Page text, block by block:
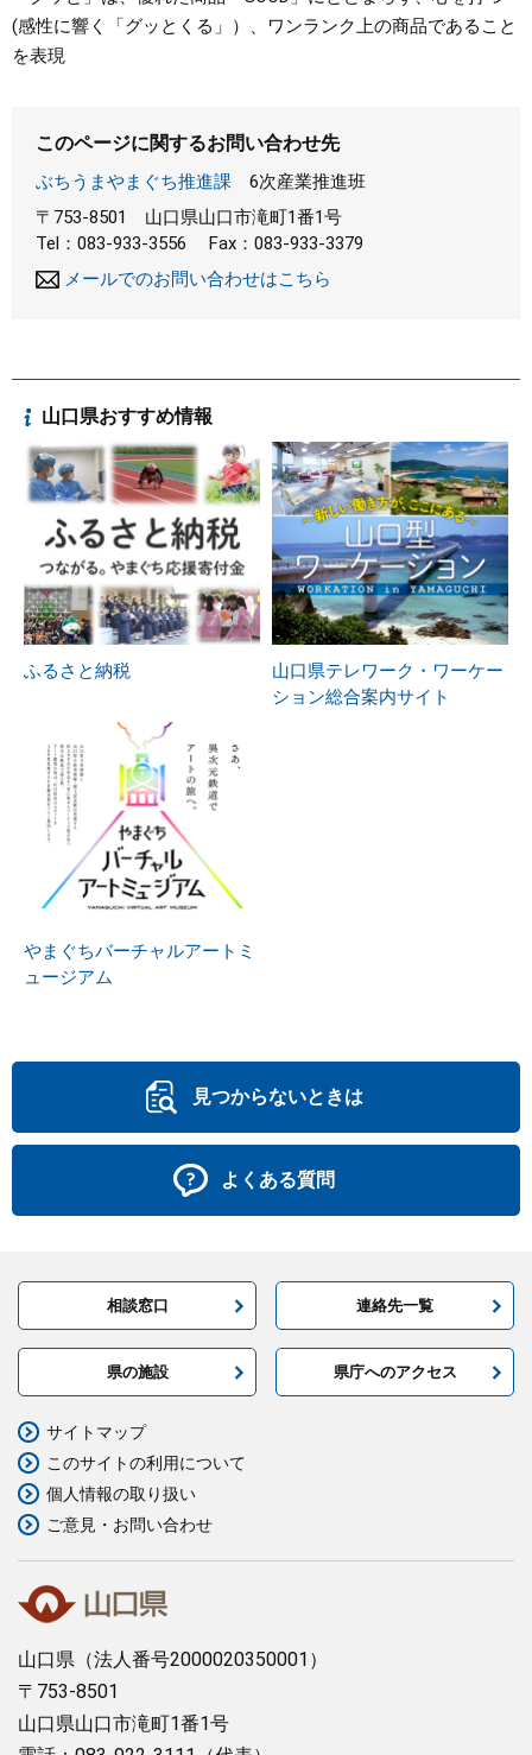
(感性に響く「グッとくる」）、ワンランク上の商品であること
を表現
このページに関するお問い合わせ先
ぶちうまやまぐち推進課
6次産業推進班
〒753-8501
山口県山口市滝町1番1号
Tel：083-933-3556
Fax：083-933-3379
メールでのお問い合わせはこちら
山口県おすすめ情報
ふるさと納税
山口県テレワーク・ワーケー
ション総合案内サイト
やまぐちバーチャルアートミ
ュージアム
見つからないときは
よくある質問
相談窓口 連絡先一覧
県の施設 県庁へのアクセス
山口県 （法人番号2000020350001）
〒753-8501
山口県山口市滝町1番1号
サイトマップ
このサイトの利用について
個人情報の取り扱い
ご意見・お問い合わせ